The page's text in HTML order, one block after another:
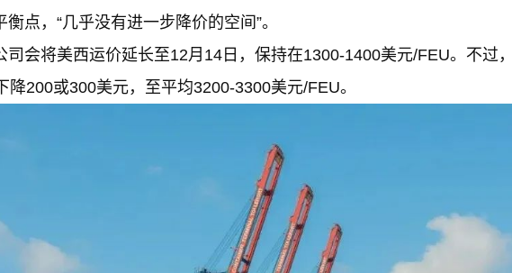
点，“几乎没有进一步降价的空间”。
司会将美西运价延长至12月14日，保持在1300-1400美元/FEU。不过
200或300美元，至平均3200-3300美元/FEU。